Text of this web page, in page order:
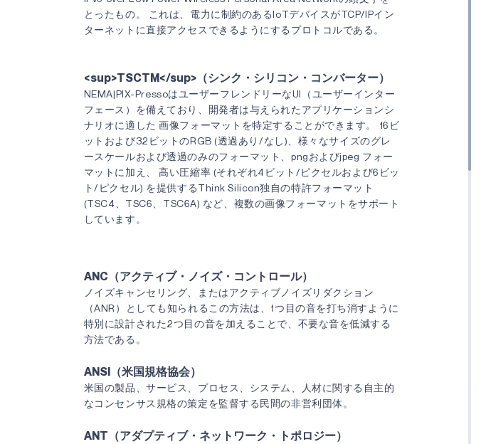
とったもの。 これは、電力に制約のあるIoTデバイスがTCP/IPイン
ターネットに直接アクセスできるようにするプロトコルである。
<sup>TSCTM</sup>（シンク・シリコン・コンバーター）
NEMA|PIX-PressoはユーザーフレンドリーなUI（ユーザーインター
フェース）を備えており、開発者は与えられたアプリケーションシ
ナリオに適した 画像フォーマットを特定することができます。 16ビ
ットおよび32ビットのRGB (透過あり/なし)、様々なサイズのグレ
ースケールおよび透過のみのフォーマット、pngおよびjpeg フォー
マットに加え、 高い圧縮率 (それぞれ4ビット/ピクセルおよび6ビッ
ト/ピクセル) を提供するThink Silicon独自の特許フォーマット
(TSC4、TSC6、TSC6A) など、複数の画像フォーマットをサポート
しています。
ANC（アクティブ・ノイズ・コントロール）
ノイズキャンセリング、またはアクティブノイズリダクション
（ANR）としても知られるこの方法は、1つ目の音を打ち消すように
特別に設計された2つ目の音を加えることで、不要な音を低減する
方法である。
ANSI（米国規格協会）
米国の製品、サービス、プロセス、システム、人材に関する自主的
なコンセンサス規格の策定を監督する民間の非営利団体。
ANT（アダプティブ・ネットワーク・トポロジー）